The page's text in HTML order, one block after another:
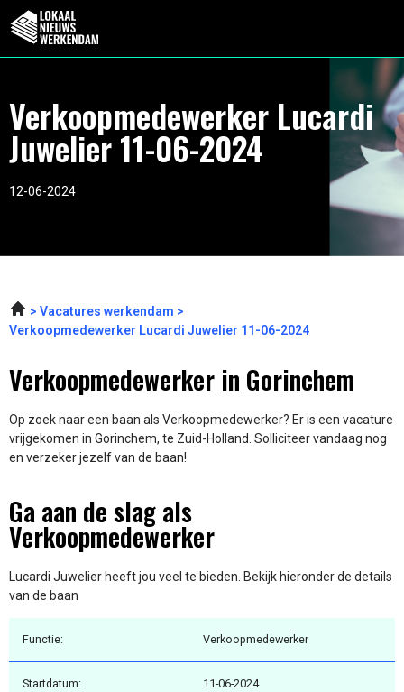
Verkoopmedewerker Lucardi
Juwelier 11-06-2024
12-06-2024
Vacatures werkendam
Verkoopmedewerker Lucardi Juwelier 11-06-2024
Verkoopmedewerker in Gorinchem
Op zoek naar een baan als Verkoopmedewerker? Er is een vacature
vrijgekomen in Gorinchem, te Zuid-Holland. Solliciteer vandaag nog
en verzeker jezelf van de baan!
Ga aan de slag als
Verkoopmedewerker
Lucardi Juwelier heeft jou veel te bieden. Bekijk hieronder de details
van de baan
Functie: Verkoopmedewerker
Startdatum: 11-06-2024